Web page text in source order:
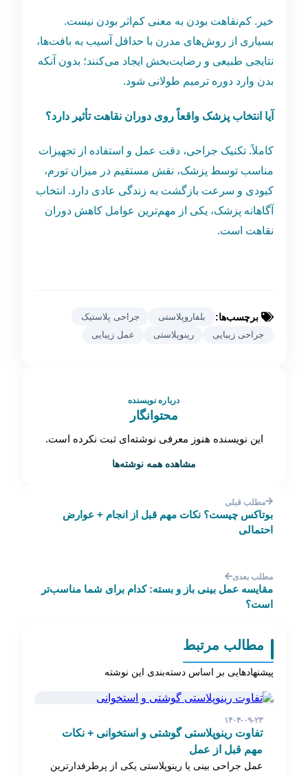
خیر. کم‌نقاهت بودن به معنی کم‌اثر بودن نیست.
بسیاری از روش‌های مدرن با حداقل آسیب به بافت‌ها،
نتایجی طبیعی و رضایت‌بخش ایجاد می‌کنند؛ بدون آنکه
بدن وارد دوره ترمیم طولانی شود.
آیا انتخاب پزشک واقعاً روی دوران نقاهت تأثیر دارد؟
کاملاً. تکنیک جراحی، دقت عمل و استفاده از تجهیزات
مناسب توسط پزشک، نقش مستقیم در میزان تورم،
کبودی و سرعت بازگشت به زندگی عادی دارد. انتخاب
آگاهانه پزشک، یکی از مهم‌ترین عوامل کاهش دوران
نقاهت است.
برچسب‌ها: بلفاروپلاستی
جراحی پلاستیک
جراحی زیبایی
رینوپلاستی عمل زیبایی
درباره نویسنده
محتوانگار
این نویسنده هنوز معرفی نوشته‌ای ثبت نکرده است.
مشاهده همه نوشته‌ها
مطلب قبلی
بوتاکس چیست؟ نکات مهم قبل از انجام + عوارض
احتمالی
مطلب بعدی
مقایسه عمل بینی باز و بسته: کدام برای شما مناسب‌تر
است؟
مطالب مرتبط
پیشنهادهایی بر اساس دسته‌بندی این نوشته
۱۴۰۴-۰۹-۲۳
تفاوت رینوپلاستی گوشتی و استخوانی + نکات
مهم قبل از عمل
عمل جراحی بینی یا رینوپلاستی یکی از پرطرفدارترین